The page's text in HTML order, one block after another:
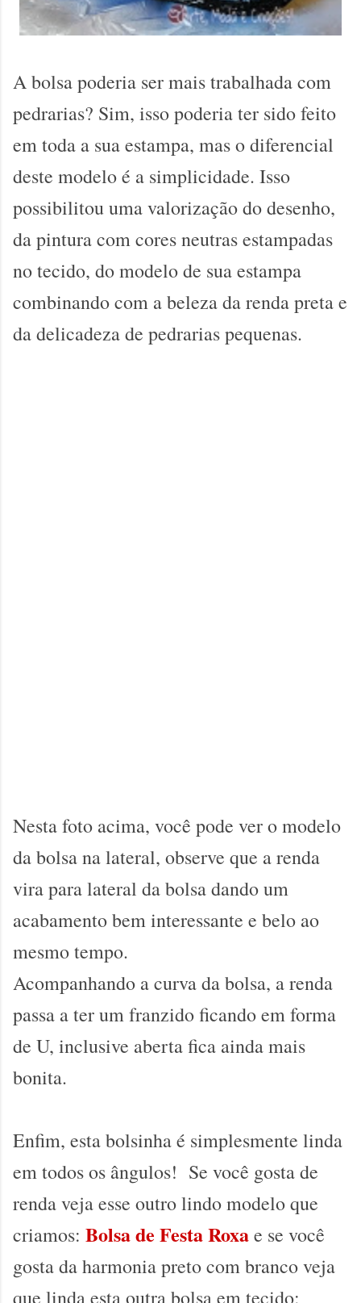
A bolsa poderia ser mais trabalhada com
pedrarias? Sim, isso poderia ter sido feito
em toda a sua estampa, mas o diferencial
deste modelo é a simplicidade. Isso
possibilitou uma valorização do desenho,
da pintura com cores neutras estampadas
no tecido, do modelo de sua estampa
combinando com a beleza da renda preta e
da delicadeza de pedrarias pequenas.
Nesta foto acima, você pode ver o modelo
da bolsa na lateral, observe que a renda
vira para lateral da bolsa dando um
acabamento bem interessante e belo ao
mesmo tempo.
Acompanhando a curva da bolsa, a renda
passa a ter um franzido ficando em forma
de U, inclusive aberta fica ainda mais
bonita.
Enfim, esta bolsinha é simplesmente linda
em todos os ângulos! Se você gosta de
renda veja esse outro lindo modelo que
criamos: Bolsa de Festa Roxae se você
gosta da harmonia preto com branco veja
que linda esta outra bolsa em tecido: